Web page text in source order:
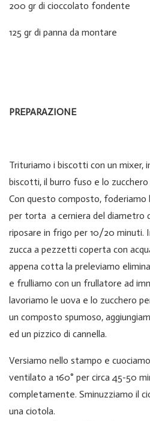
200 gr di cioccolato fondente
125 gr di panna da montare
PREPARAZIONE
Trituriamo i biscotti con un mixer,
biscotti, il burro fuso e lo zucchero
Con questo composto, foderiamo
per torta a cerniera del diametro
riposare in frigo per 10/20 minuti.
zucca a pezzetti coperta con
appena cotta la preleviamo
e frulliamo con un frullatore ad
lavoriamo le uova e lo zucchero
un composto spumoso,
ed un pizzico di cannella.
Versiamo nello stampo e
ventilato a 160° per circa 45-50
completamente. Sminuzziamo il
una ciotola.